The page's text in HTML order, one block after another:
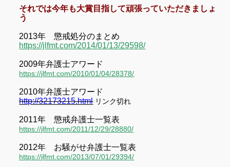
それでは今年も大賞目指して頑張っていただきましょ
う
2013年 懲戒処分のまとめ
https://jlfmt.com/2014/01/13/29598/
2009年弁護士アワード
https://jlfmt.com/2010/01/04/28378/
2010年弁護士アワード
http://32173215.htmlリンク切れ
2011年 懲戒弁護士一覧表
https://jlfmt.com/2011/12/29/28880/
2012年 お騒がせ弁護士一覧表
https://jlfmt.com/2013/07/01/29394/